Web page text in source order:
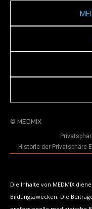
© MEDMIX
Historie der Privatsphäre-
Die Inhalte von MEDMIX
Bildungszwecken. Die